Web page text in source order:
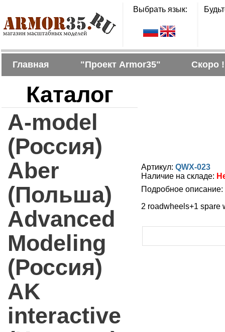
Выбрать язык:
Главная "Проект Armor35" Скоро !
Каталог
A-model
(Россия)
Aber
(Польша)
Advanced
Modeling
(Россия)
AK
interactive
Артикул: QWX-023
Наличие на складе:
Подробное описание:
2 roadwheels+1 spare